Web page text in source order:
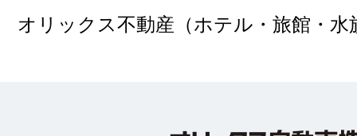
オリックス不動産（ホテル・旅館・